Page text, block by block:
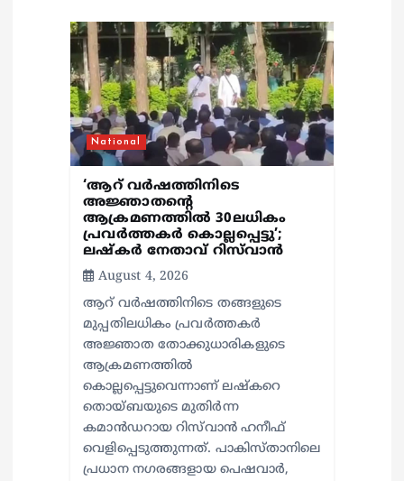
National
‘ആറ് വർഷത്തിനിടെ
അജ്ഞാതന്റെ
ആക്രമണത്തിൽ 30ലധികം
പ്രവർത്തകർ കൊല്ലപ്പെ‍ട്ടു’;
ലഷ്കർ നേതാവ് റിസ്‌വാൻ
August 4, 2026
ആറ് വർഷത്തിനിടെ തങ്ങളുടെ
മുപ്പതിലധികം പ്രവർത്തകർ
അജ്ഞാത തോക്കുധാരികളുടെ
ആക്രമണത്തിൽ
കൊല്ലപ്പെട്ടുവെന്നാണ് ലഷ്കറെ
തൊയ്ബയുടെ മുതിർന്ന
കമാൻഡറായ റിസ്‌വാൻ ഹനീഫ്
വെളിപ്പെടുത്തുന്നത്. പാകിസ്താനിലെ
പ്രധാന നഗരങ്ങളായ പെഷവാർ,